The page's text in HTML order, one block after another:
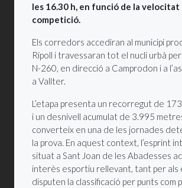
les 16.30 h, en funció de la velocitat
competició.
Els corredors accediran al municipi
Ripoll i travessaran tot el nucli urbà
N-260, en direcció a Camprodon i a
a Vallter.
L’etapa presenta un recorregut de
i un desnivell acumulat de 3.995
converteix en una de les jornades
la prova. En aquest context, l’esprint
situat a Sant Joan de les Abadesses
interès esportiu rellevant, tant per als
disputen la classificació per punts com